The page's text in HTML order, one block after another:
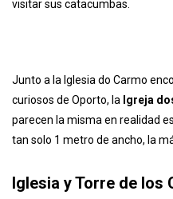
decorados con detalles
visitar sus catacumbas.
curiosos de Oporto, laIgreja